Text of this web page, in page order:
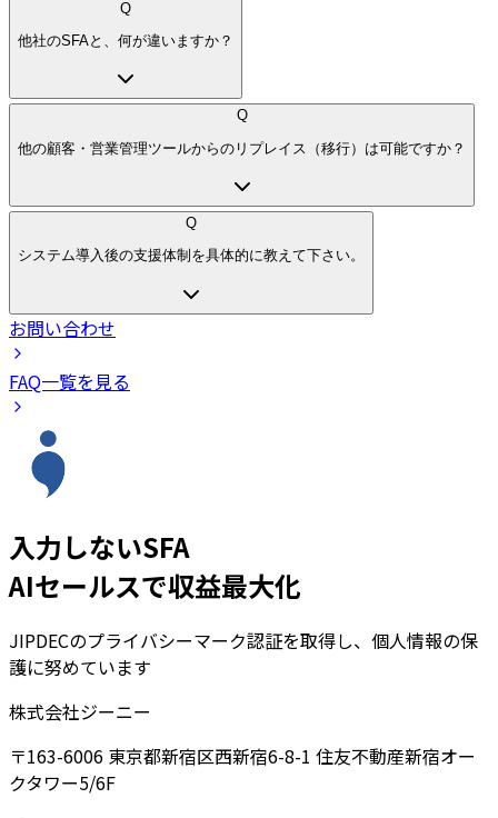
Q
他社のSFAと、何が違いますか？
Q
他の顧客・営業管理ツールからのリプレイス（移行）は可能ですか？
Q
システム導入後の支援体制を具体的に教えて下さい。
お問い合わせ
FAQ一覧を見る
入力しないSFA
AIセールスで収益最大化
JIPDECのプライバシーマーク認証を取得し、個人情報の保
護に努めています
株式会社ジーニー
〒163-6006 東京都新宿区西新宿6-8-1 住友不動産新宿オー
クタワー5/6F